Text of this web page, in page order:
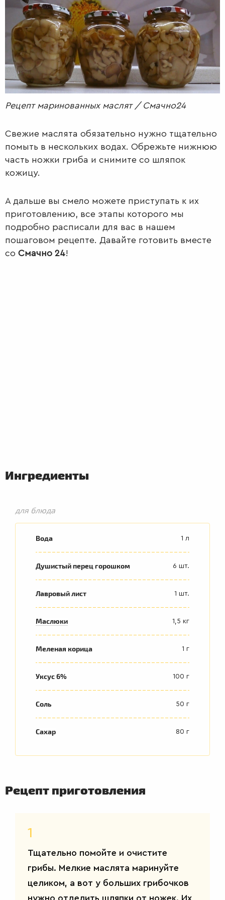
ВТОРЫЕ
РАДІО КРАСА КІНО
LIFESTYLE FASHION ТРАДИЦІЇ
PETS
Рецепт маринованных маслят / Смачно24
Свежие маслята обязательно нужно тщательно
помыть в нескольких водах. Обрежьте нижнюю
часть ножки гриба и снимите со шляпок
кожицу.
А дальше вы смело можете приступать к их
приготовлению, все этапы которого мы
подробно расписали для вас в нашем
пошаговом рецепте. Давайте готовить вместе
со Смачно 24!
Ингредиенты
для блюда
Вода 1 л
Душистый перец горошком 6 шт.
Лавровый лист 1 шт.
Маслюки 1,5 кг
Меленая корица 1 г
Уксус 6% 100 г
Соль 50 г
Сахар 80 г
Рецепт приготовления
1
Тщательно помойте и очистите
грибы. Мелкие маслята маринуйте
целиком, а вот у больших грибочков
нужно отделить шляпки от ножек. Их